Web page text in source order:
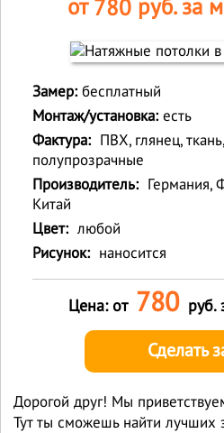
от 780руб. за м
Замер:бесплатный
Монтаж/установка:есть
Фактура: ПВХ, глянец,
полупрозрачные
Производитель: Германия,
Китай
Цвет: любой
Рисунок: наносится
Цена: от 780 руб.
Сделать
Дорогой друг! Мы
Тут ты сможешь найти лучших